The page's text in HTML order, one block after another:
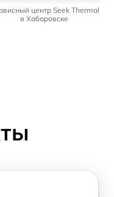
центр Seek Thermal
в Хабаровске